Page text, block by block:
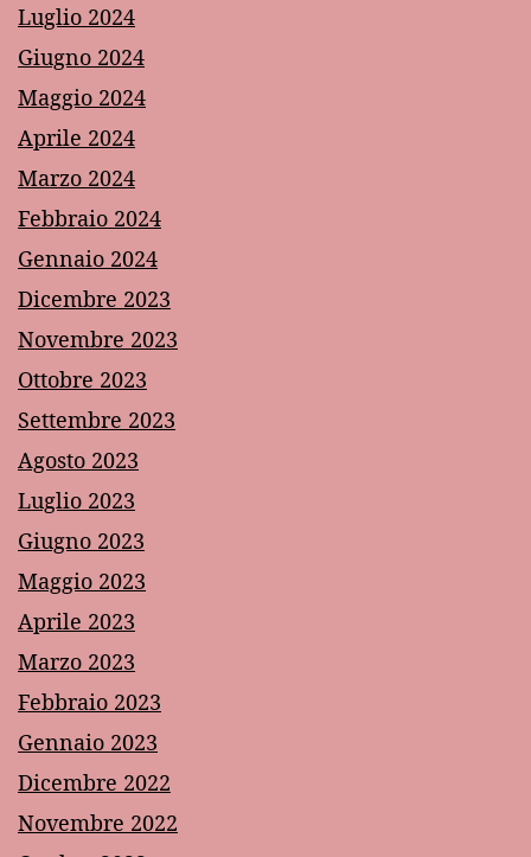
Luglio 2024
Giugno 2024
Maggio 2024
Aprile 2024
Marzo 2024
Febbraio 2024
Gennaio 2024
Dicembre 2023
Novembre 2023
Ottobre 2023
Settembre 2023
Agosto 2023
Luglio 2023
Giugno 2023
Maggio 2023
Aprile 2023
Marzo 2023
Febbraio 2023
Gennaio 2023
Dicembre 2022
Novembre 2022